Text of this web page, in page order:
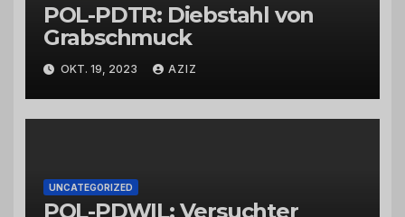
POL-PDTR: Diebstahl von
Grabschmuck
OKT. 19, 2023 AZIZ
UNCATEGORIZED
POL-PDWIL: Versuchter